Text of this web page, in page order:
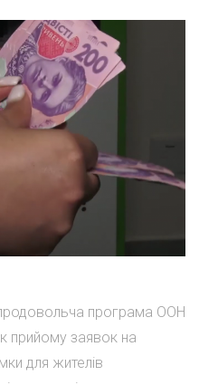
програма ООН
прийому заявок на
для жителів